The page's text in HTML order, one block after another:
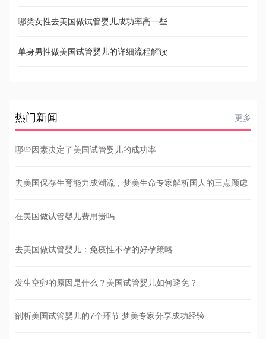
哪类女性去美国做试管婴儿成功率高一些
单身男性做美国试管婴儿的详细流程解读
热门新闻 更多
哪些因素决定了美国试管婴儿的成功率
去美国保存生育能力成潮流，梦美生命专家解析国人的三点顾虑
在美国做试管婴儿费用贵吗
去美国做试管婴儿：免疫性不孕的好孕策略
发生空卵的原因是什么？美国试管婴儿如何避免？
剖析美国试管婴儿的7个环节 梦美专家分享成功经验